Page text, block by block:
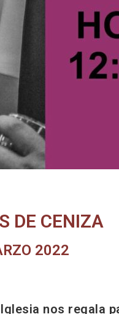
DE CENIZA
2022
nos regala